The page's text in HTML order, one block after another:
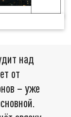
над
от
– уже